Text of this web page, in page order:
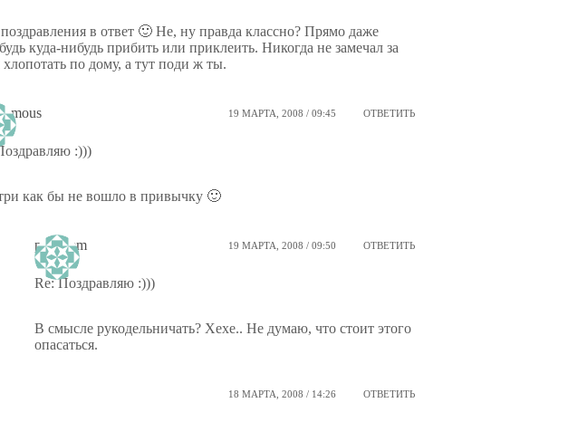
в ответ 🙂 Не, ну правда классно? Прямо даже
куда-нибудь прибить или приклеить. Никогда не замечал за
по дому, а тут поди ж ты.
19 МАРТА, 2008 / 09:45 ОТВЕТИТЬ
:)))
как бы не вошло в привычку 🙂
ptiz_kem 19 МАРТА, 2008 / 09:50 ОТВЕТИТЬ
Re: Поздравляю :)))
В смысле рукодельничать? Хехе.. Не думаю, что стоит этого
опасаться.
18 МАРТА, 2008 / 14:26 ОТВЕТИТЬ